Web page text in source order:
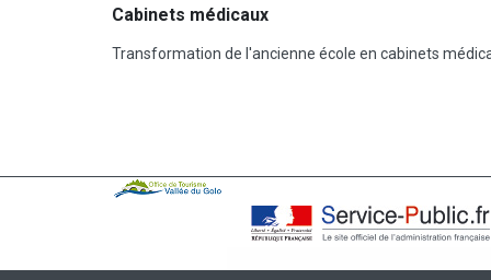
Cabinets médicaux
Transformation de l'ancienne école en cabinets